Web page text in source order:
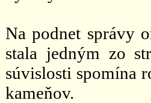
Na podnet správy
stala jedným zo
súvislosti spomína
kameňov.